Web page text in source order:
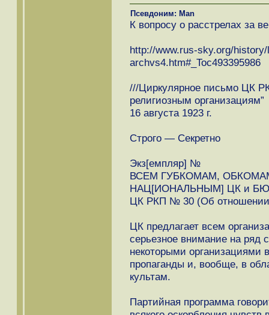
Псевдоним: Мan
К вопросу о расстрелах за
http://www.rus-sky.org/
archvs4.htm#_Toc493395986
///Циркулярное письмо ЦК
религиозным организациям”
16 августа 1923 г.
Строго — Секретно
Экз[емпляр] №
ВСЕМ ГУБКОМАМ,
НАЦ[ИОНАЛЬНЫМ] ЦК и
ЦК РКП № 30 (Об отношении
ЦК предлагает всем
серьезное внимание на ряд
некоторыми организациями
пропаганды и, вообще, в
культам.
Партийная программа